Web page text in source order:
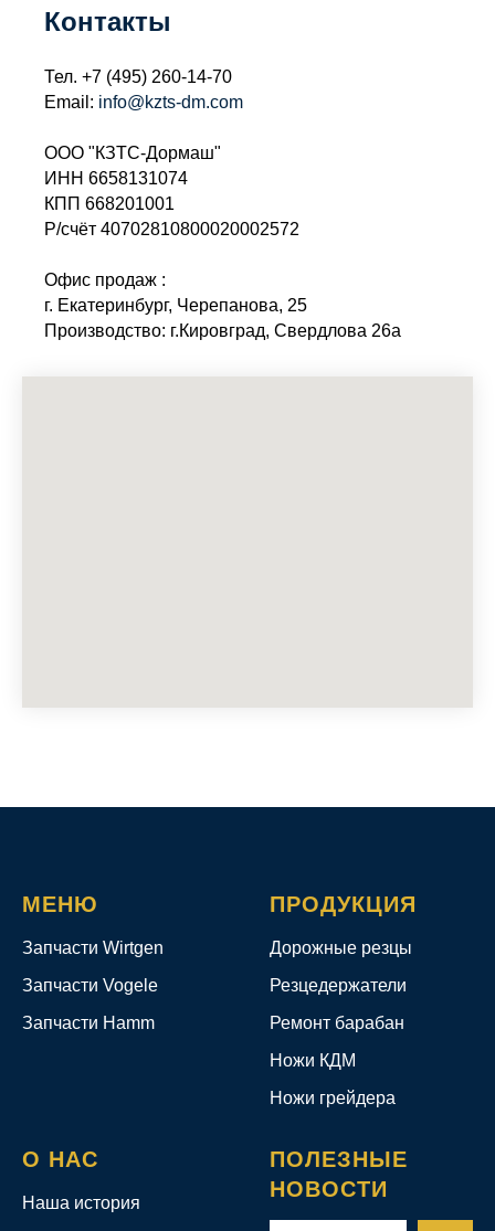
Контакты
Тел. +7 (495) 260-14-70
Email: info@kzts-dm.com
ООО "КЗТС-Дормаш"
ИНН 6658131074
КПП 668201001
Р/счёт 40702810800020002572
Офис продаж :
г. Екатеринбург, Черепанова, 25
Производство: г.Кировград, Свердлова 26а
МЕНЮ
Запчасти Wirtgen
Запчасти Vogele
Запчасти Hamm
ПРОДУКЦИЯ
Дорожные резцы
Резцедержатели
Ремонт барабан
Ножи КДМ
Ножи грейдера
О НАС
Наша история
ПОЛЕЗНЫЕ
НОВОСТИ